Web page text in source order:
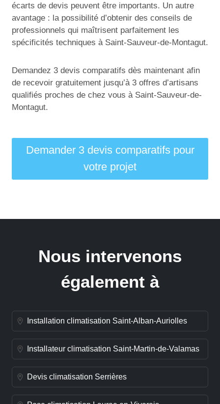
écarts de devis peuvent être importants. Un autre
avantage : la possibilité d’obtenir des conseils de
professionnels qui maîtrisent parfaitement les
spécificités techniques à Saint-Sauveur-de-Montagut.
Demandez 3 devis comparatifs dès maintenant afin
de recevoir gratuitement jusqu’à 3 offres d’artisans
qualifiés proches de chez vous à Saint-Sauveur-de-
Montagut.
Demander 3 devis comparatifs pour
votre projet
Nous intervenons
également à
Installation climatisation Saint-Alban-Auriolles
Installateur climatisation Saint-Martin-de-Valamas
Devis climatisation Serrières